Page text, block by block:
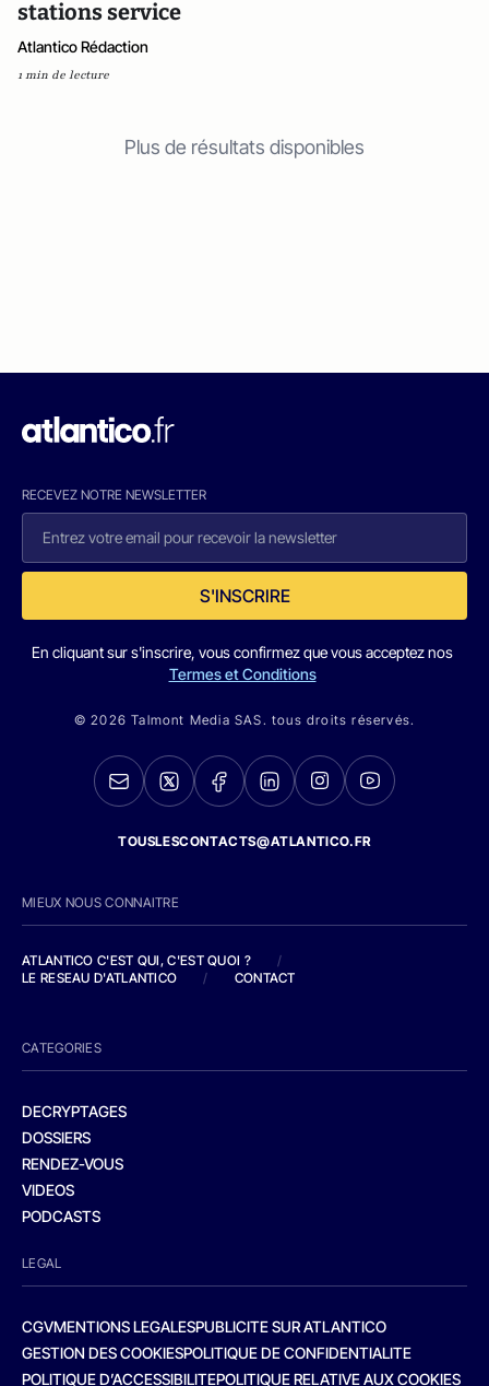
stations service
Atlantico Rédaction
1 min de lecture
Plus de résultats disponibles
RECEVEZ NOTRE NEWSLETTER
S'INSCRIRE
En cliquant sur s'inscrire, vous confirmez que vous acceptez nos
Termes et Conditions
© 2026 Talmont Media SAS. tous droits réservés.
TOUSLESCONTACTS@ATLANTICO.FR
MIEUX NOUS CONNAITRE
ATLANTICO C'EST QUI, C'EST QUOI ?
/
LE RESEAU D'ATLANTICO
/ CONTACT
CATEGORIES
DECRYPTAGES
DOSSIERS
RENDEZ-VOUS
VIDEOS
PODCASTS
LEGAL
CGVMENTIONS LEGALESPUBLICITE SUR ATLANTICO
GESTION DES COOKIESPOLITIQUE DE CONFIDENTIALITE
POLITIQUE D’ACCESSIBILITEPOLITIQUE RELATIVE AUX COOKIES